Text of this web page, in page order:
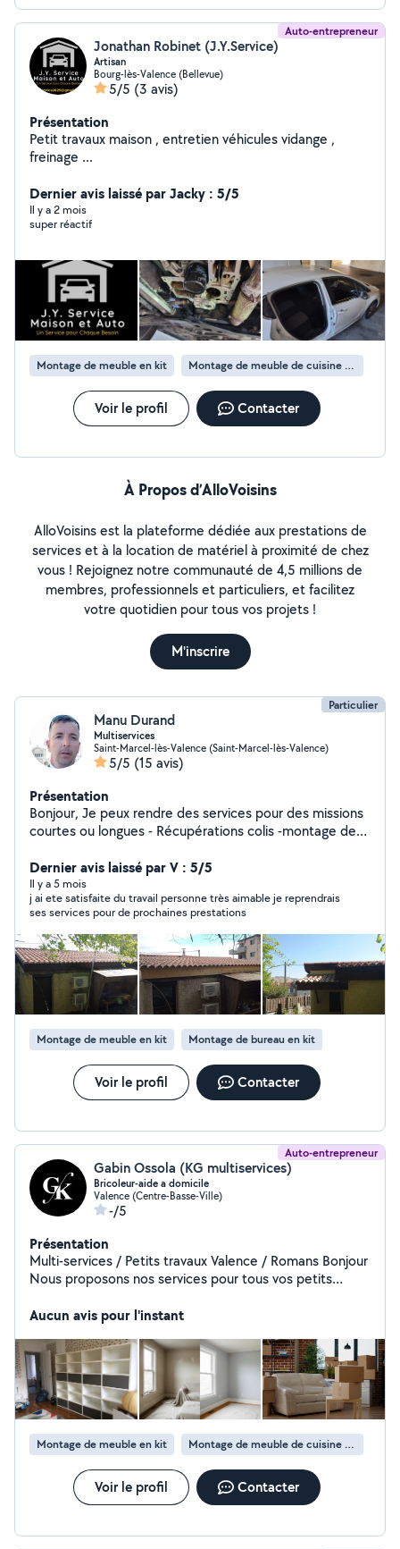
Auto-entrepreneur
Jonathan Robinet (J.Y.Service)
Artisan
Bourg-lès-Valence (Bellevue)
5/5 (3 avis)
Présentation
Petit travaux maison , entretien véhicules vidange ,
freinage ...
Dernier avis laissé par Jacky : 5/5
Il y a 2 mois
super réactif
Montage de meuble en kit Montage de meuble de cuisine en kit
Voir le profil Contacter
À Propos d’AlloVoisins
AlloVoisins est la plateforme dédiée aux prestations de
services et à la location de matériel à proximité de chez
vous ! Rejoignez notre communauté de 4,5 millions de
membres, professionnels et particuliers, et facilitez
votre quotidien pour tous vos projets !
M'inscrire
Particulier
Manu Durand
Multiservices
Saint-Marcel-lès-Valence (Saint-Marcel-lès-Valence)
5/5 (15 avis)
Présentation
Bonjour, Je peux rendre des services pour des missions
courtes ou longues - Récupérations colis -montage de
pelouse - ménage - changement disque plaquette. -
vidange véhicule. Et de nombreux autre n'hésitez pas à
me questionner. J'aime le travail bien fait , je suis
ponctuel et assidue . Au plaisir de vous rencontrer. Mr
Durand
Dernier avis laissé par V : 5/5
Il y a 5 mois
j ai ete satisfaite du travail personne très aimable je reprendrais
ses services pour de prochaines prestations
Montage de meuble en kit Montage de bureau en kit
Voir le profil Contacter
Auto-entrepreneur
Gabin Ossola (KG multiservices)
Bricoleur-aide a domicile
Valence (Centre-Basse-Ville)
-/5
Présentation
Multi-services / Petits travaux Valence / Romans Bonjour
Nous proposons nos services pour tous vos petits
rafraîchissement Montage de meubles Fixations /
Remise en état / rénovation simple Aide
déménagement / manutention Intervention sur Valence,
Romans et alentours Disponibles rapidement Devis
gratuit Sérieux, motivés et appliqués, nous mettons un
point d'honneur à fournir un travail propre et soigné.
N'hésitez pas à nous contacter en message privé ou par
téléphone
Aucun avis pour l'instant
Montage de meuble en kit Montage de meuble de cuisine en kit
Voir le profil Contacter